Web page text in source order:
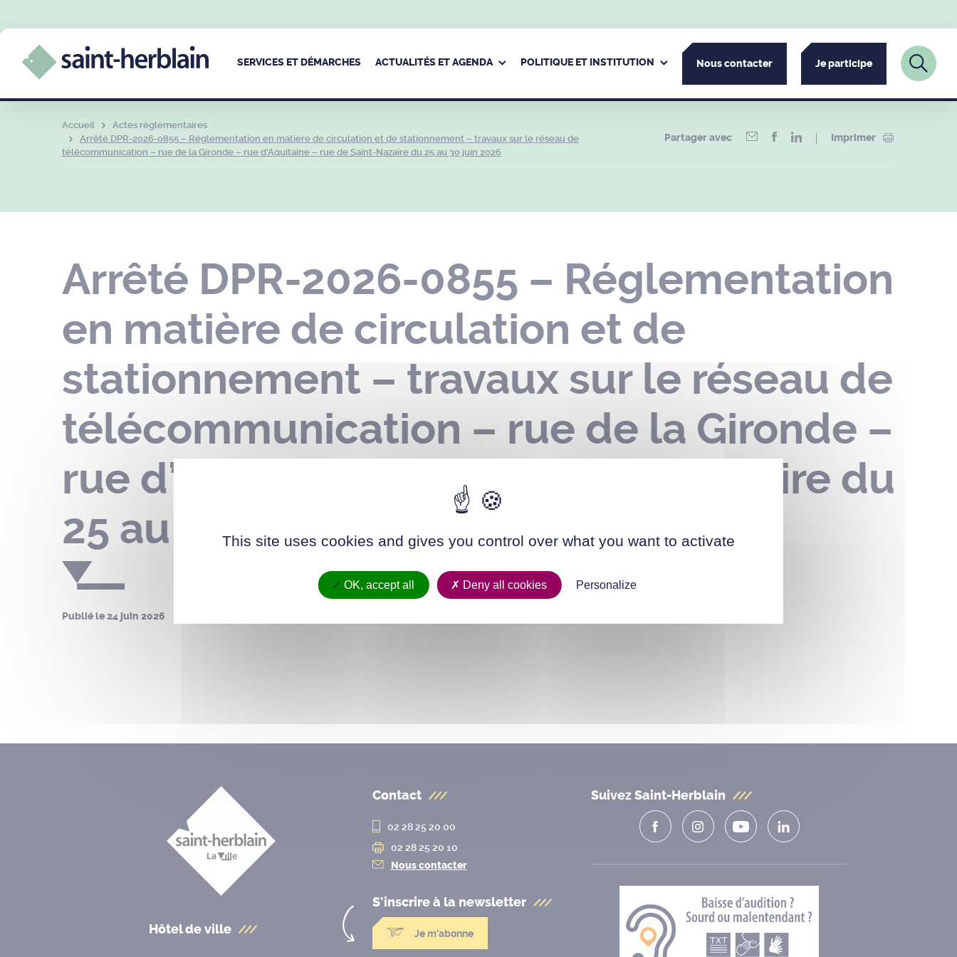
SERVICES ET DÉMARCHES ACTUALITÉS ET AGENDA POLITIQUE ET INSTITUTION Nous contacter Je participe
Accueil
Actes réglementaires
Arrêté DPR-2026-0855 – Réglementation en matière de circulation et de stationnement – travaux sur le réseau de
télécommunication – rue de la Gironde – rue d’Aquitaine – rue de Saint-Nazaire du 25 au 30 juin 2026
Partager avec Imprimer
Arrêté DPR-2026-0855 – Réglementation
en matière de circulation et de
stationnement – travaux sur le réseau de
télécommunication – rue de la Gironde –
rue d’Aquitaine – rue de Saint-Nazaire du
25 au 30 juin 2026
Publié le24 juin 2026
Hôtel de ville
Contact
02 28 25 20 00
02 28 25 20 10
Nous contacter
S'inscrire à la newsletter
Je m'abonne
Suivez Saint-Herblain
This site uses cookies and gives you control over what you want to activate
OK, accept all Deny all cookies Personalize